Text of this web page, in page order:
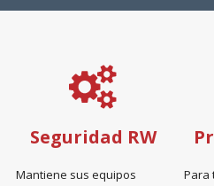
Seguridad RW
Mantiene sus equipos
Para